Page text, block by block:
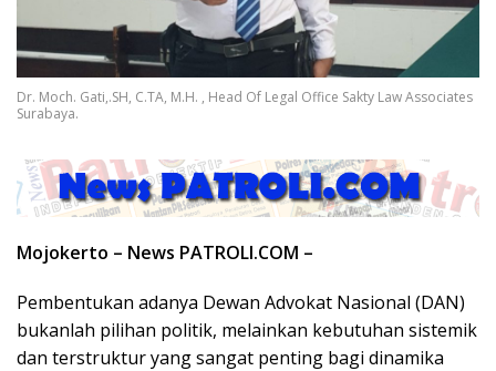
Dr. Moch. Gati,.SH, C.TA, M.H. , Head Of Legal Office Sakty Law Associates
Surabaya.
Mojokerto – News PATROLI.COM –
Pembentukan adanya Dewan Advokat Nasional (DAN)
bukanlah pilihan politik, melainkan kebutuhan sistemik
dan terstruktur yang sangat penting bagi dinamika